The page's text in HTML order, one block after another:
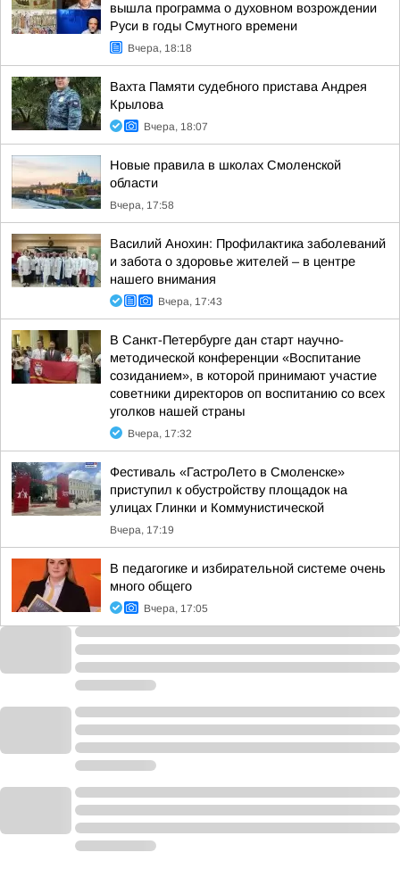
вышла программа о духовном возрождении
Руси в годы Смутного времени
Вчера, 18:18
Вахта Памяти судебного пристава Андрея
Крылова
Вчера, 18:07
Новые правила в школах Смоленской
области
Вчера, 17:58
Василий Анохин: Профилактика заболеваний
и забота о здоровье жителей – в центре
нашего внимания
Вчера, 17:43
В Санкт-Петербурге дан старт научно-
методической конференции «Воспитание
созиданием», в которой принимают участие
советники директоров оп воспитанию со всех
уголков нашей страны
Вчера, 17:32
Фестиваль «ГастроЛето в Смоленске»
приступил к обустройству площадок на
улицах Глинки и Коммунистической
Вчера, 17:19
В педагогике и избирательной системе очень
много общего
Вчера, 17:05